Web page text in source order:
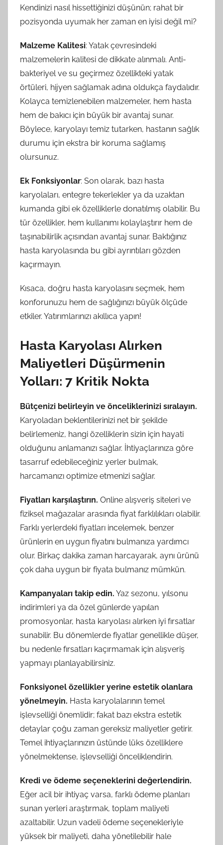
Kendinizi nasıl hissettiğinizi düşünün; rahat bir
pozisyonda uyumak her zaman en iyisi değil mi?
Malzeme Kalitesi: Yatak çevresindeki
malzemelerin kalitesi de dikkate alınmalı. Anti-
bakteriyel ve su geçirmez özellikteki yatak
örtüleri, hijyen sağlamak adına oldukça faydalıdır.
Kolayca temizlenebilen malzemeler, hem hasta
hem de bakıcı için büyük bir avantaj sunar.
Böylece, karyolayı temiz tutarken, hastanın sağlık
durumu için ekstra bir koruma sağlamış
olursunuz.
Ek Fonksiyonlar: Son olarak, bazı hasta
karyolaları, entegre tekerlekler ya da uzaktan
kumanda gibi ek özelliklerle donatılmış olabilir. Bu
tür özellikler, hem kullanımı kolaylaştırır hem de
taşınabilirlik açısından avantaj sunar. Baktığınız
hasta karyolasında bu gibi ayrıntıları gözden
kaçırmayın.
Kısaca, doğru hasta karyolasını seçmek, hem
konforunuzu hem de sağlığınızı büyük ölçüde
etkiler. Yatırımlarınızı akıllıca yapın!
Hasta Karyolası Alırken
Maliyetleri Düşürmenin
Yolları: 7 Kritik Nokta
Bütçenizi belirleyin ve önceliklerinizi sıralayın.
Karyoladan beklentilerinizi net bir şekilde
belirlemeniz, hangi özelliklerin sizin için hayati
olduğunu anlamanızı sağlar. İhtiyaçlarınıza göre
tasarruf edebileceğiniz yerler bulmak,
harcamanızı optimize etmenizi sağlar.
Fiyatları karşılaştırın. Online alışveriş siteleri ve
fiziksel mağazalar arasında fiyat farklılıkları olabilir.
Farklı yerlerdeki fiyatları incelemek, benzer
ürünlerin en uygun fiyatını bulmanıza yardımcı
olur. Birkaç dakika zaman harcayarak, aynı ürünü
çok daha uygun bir fiyata bulmanız mümkün.
Kampanyaları takip edin. Yaz sezonu, yılsonu
indirimleri ya da özel günlerde yapılan
promosyonlar, hasta karyolası alırken iyi fırsatlar
sunabilir. Bu dönemlerde fiyatlar genellikle düşer,
bu nedenle fırsatları kaçırmamak için alışveriş
yapmayı planlayabilirsiniz.
Fonksiyonel özellikler yerine estetik olanlara
yönelmeyin. Hasta karyolalarının temel
işlevselliği önemlidir; fakat bazı ekstra estetik
detaylar çoğu zaman gereksiz maliyetler getirir.
Temel ihtiyaçlarınızın üstünde lüks özelliklere
yönelmektense, işlevselliği önceliklendirin.
Kredi ve ödeme seçeneklerini değerlendirin.
Eğer acil bir ihtiyaç varsa, farklı ödeme planları
sunan yerleri araştırmak, toplam maliyeti
azaltabilir. Uzun vadeli ödeme seçenekleriyle
yüksek bir maliyeti, daha yönetilebilir hale